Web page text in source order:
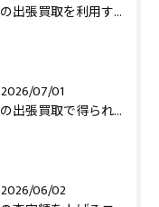
車の出張買取を利用する際の注意点とは？
2026/07/01
車の出張買取で得られるメリットとは？
2026/06/02